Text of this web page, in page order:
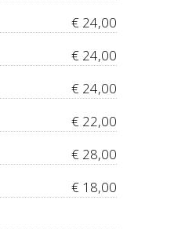
€ 24,00
€ 24,00
€ 24,00
€ 22,00
€ 28,00
€ 18,00